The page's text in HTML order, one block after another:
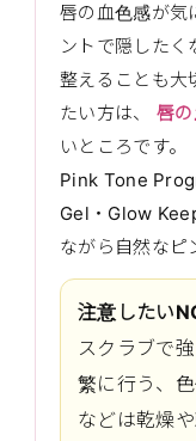
唇の血色感が気
ントで隠したく
整えることも大
たい方は、 唇
いところです。
Pink Tone
Gel・Glow
ながら自然なピ
注意したい
スクラブで
繁に行う、
などは乾燥